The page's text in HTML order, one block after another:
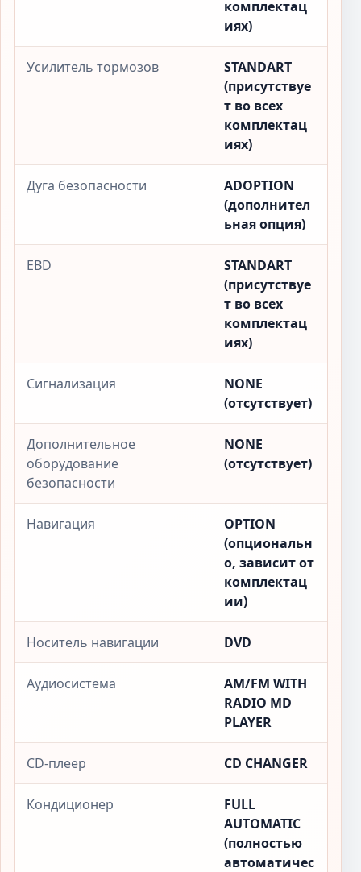
комплектац
иях)
Усилитель тормозов
STANDART
(присутствуе
т во всех
комплектац
иях)
Дуга безопасности
ADOPTION
(дополнител
ьная опция)
EBD
STANDART
(присутствуе
т во всех
комплектац
иях)
Сигнализация
NONE
(отсутствует)
Дополнительное
оборудование
безопасности
NONE
(отсутствует)
Навигация
OPTION
(опциональн
о, зависит от
комплектац
ии)
Носитель навигации DVD
Аудиосистема
AM/FM WITH
RADIO MD
PLAYER
CD-плеер CD CHANGER
Кондиционер
FULL
AUTOMATIC
(полностью
автоматичес